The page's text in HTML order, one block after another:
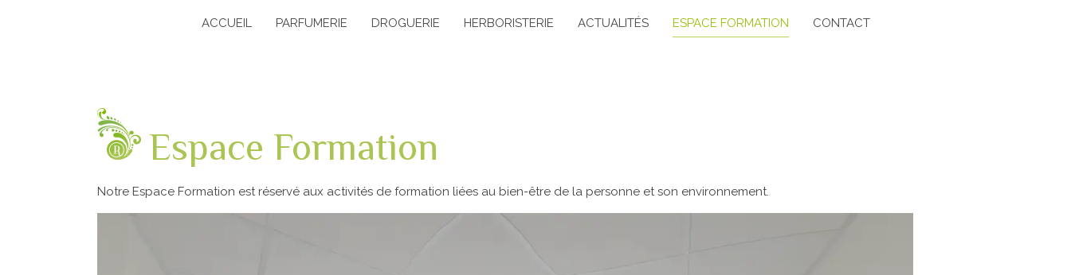
ACCUEIL PARFUMERIE DROGUERIE HERBORISTERIE ACTUALITÉS ESPACE FORMATION CONTACT
Espace Formation
Notre Espace Formation est réservé aux activités de formation liées au bien-être de la personne et son environnement.